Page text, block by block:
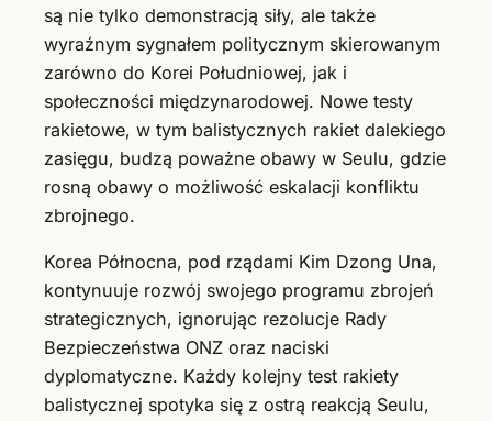
są nie tylko demonstracją siły, ale także
wyraźnym sygnałem politycznym skierowanym
zarówno do Korei Południowej, jak i
społeczności międzynarodowej. Nowe testy
rakietowe, w tym balistycznych rakiet dalekiego
zasięgu, budzą poważne obawy w Seulu, gdzie
rosną obawy o możliwość eskalacji konfliktu
zbrojnego.
Korea Północna, pod rządami Kim Dzong Una,
kontynuuje rozwój swojego programu zbrojeń
strategicznych, ignorując rezolucje Rady
Bezpieczeństwa ONZ oraz naciski
dyplomatyczne. Każdy kolejny test rakiety
balistycznej spotyka się z ostrą reakcją Seulu,